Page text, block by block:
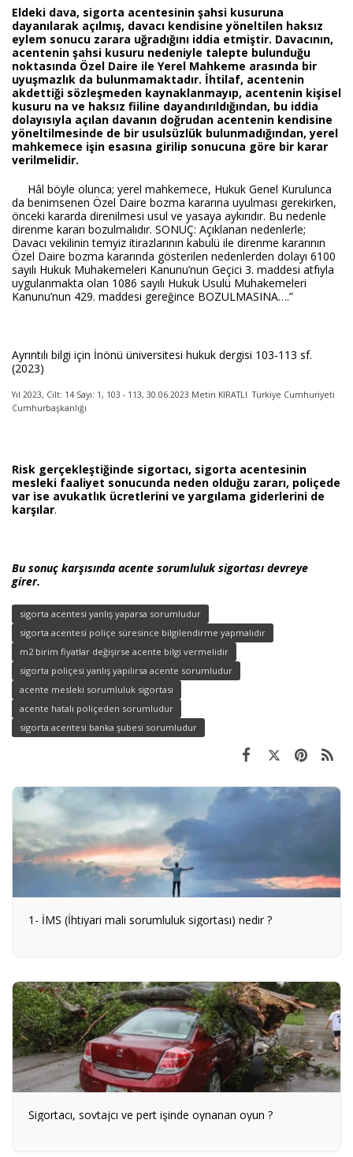
Eldeki dava, sigorta acentesinin şahsi kusuruna
dayanılarak açılmış, davacı kendisine yöneltilen haksız
eylem sonucu zarara uğradığını iddia etmiştir. Davacının,
acentenin şahsi kusuru nedeniyle talepte bulunduğu
noktasında Özel Daire ile Yerel Mahkeme arasında bir
uyuşmazlık da bulunmamaktadır. İhtilaf, acentenin
akdettiği sözleşmeden kaynaklanmayıp, acentenin kişisel
kusuru na ve haksız fiiline dayandırıldığından, bu iddia
dolayısıyla açılan davanın doğrudan acentenin kendisine
yöneltilmesinde de bir usulsüzlük bulunmadığından, yerel
mahkemece işin esasına girilip sonucuna göre bir karar
verilmelidir.
Hâl böyle olunca; yerel mahkemece, Hukuk Genel Kurulunca
da benimsenen Özel Daire bozma kararına uyulması gerekirken,
önceki kararda direnilmesi usul ve yasaya aykırıdır. Bu nedenle
direnme kararı bozulmalıdır. SONUÇ: Açıklanan nedenlerle;
Davacı vekilinin temyiz itirazlarının kabulü ile direnme kararının
Özel Daire bozma kararında gösterilen nedenlerden dolayı 6100
sayılı Hukuk Muhakemeleri Kanunu’nun Geçici 3. maddesi atfıyla
uygulanmakta olan 1086 sayılı Hukuk Usulü Muhakemeleri
Kanunu’nun 429. maddesi gereğince BOZULMASINA….”
Ayrıntılı bilgi için İnönü üniversitesi hukuk dergisi 103-113 sf.
(2023)
Yıl 2023, Cilt: 14 Sayı: 1, 103 - 113, 30.06.2023 Metin KIRATLI Türkiye Cumhuriyeti
Cumhurbaşkanlığı
Risk gerçekleştiğinde sigortacı, sigorta acentesinin
mesleki faaliyet sonucunda neden olduğu zararı, poliçede
var ise avukatlık ücretlerini ve yargılama giderlerini de
karşılar.
Bu sonuç karşısında acente sorumluluk sigortası devreye
girer.
sigorta acentesi yanlış yaparsa sorumludur
sigorta acentesi poliçe süresince bilgilendirme yapmalıdır
m2 birim fiyatlar değişirse acente bilgi vermelidir
sigorta poliçesi yanlış yapılırsa acente sorumludur
acente mesleki sorumluluk sigortası
acente hatalı poliçeden sorumludur
sigorta acentesi banka şubesi sorumludur
1- İMS (İhtiyari mali sorumluluk sigortası) nedir ?
Sigortacı, sovtajcı ve pert işinde oynanan oyun ?